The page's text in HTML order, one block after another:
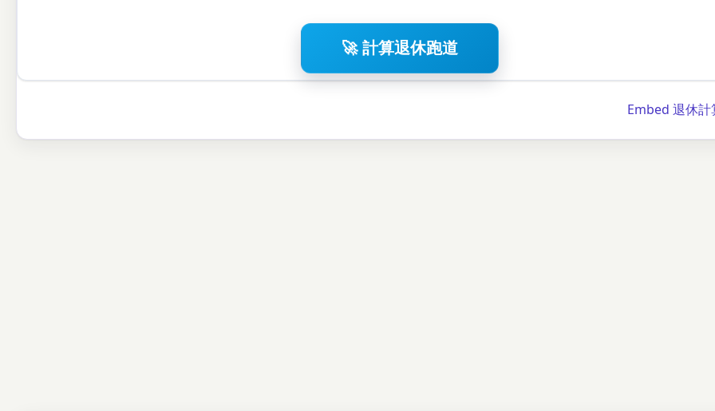
🚀 計算退休跑道
Embed 退休